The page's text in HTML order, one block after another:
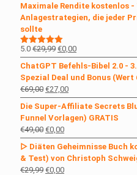
Maximale Rendite kostenlos -
Anlagestrategien, die jeder
sollte
Bewertet
mit5.00
von 5
5.0 €29,99 Ursprünglicher
Preis
war:
€29,99
€0,00Aktueller
Preis
ist:
€0,00.
ChatGPT Befehls-Bibel 2.0 -
Spezial Deal und Bonus (Wert
€69,00 Ursprünglicher
Preis
war:
€69,00
€27,00Aktueller
Preis
ist:
€27,00.
Die Super-Affiliate Secrets
Funnel Vorlagen) GRATIS
€49,00 Ursprünglicher
Preis
war:
€49,00
€0,00Aktueller
Preis
ist:
€0,00.
▷ Diäten Geheimnisse Buch
& Test) von Christoph
€29,99 Ursprünglicher
€0,00Aktueller